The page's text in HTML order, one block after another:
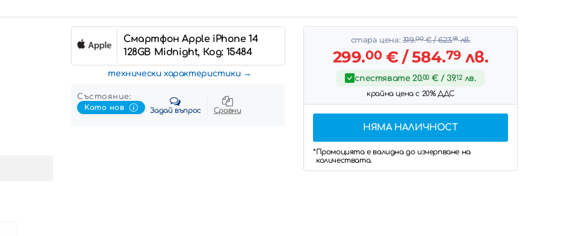
Смартфон Apple iPhone 14
128GB Midnight, Код: 15484
технически характеристики
Състояние:
Като нов
Задай въпрос Сравни
стара цена:319.00€/ 623.91лв.
299.00€/ 584.79лв.
спестявате 20.00 € / 39.12 лв.
крайна цена с 20% ДДС
НЯМА НАЛИЧНОСТ
*Промоцията е валидна до изчерпване на
количествата.